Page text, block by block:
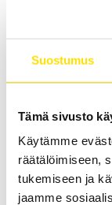
Suostumus
Tämä sivusto
Käytämme
räätälöimiseen,
tukemiseen ja
jaamme
CA6505,
IP67